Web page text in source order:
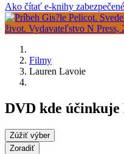
Ako čítať e-knihy
Filmy
Lauren Lavoie
DVD kde
Zúžiť výber
Zoradiť